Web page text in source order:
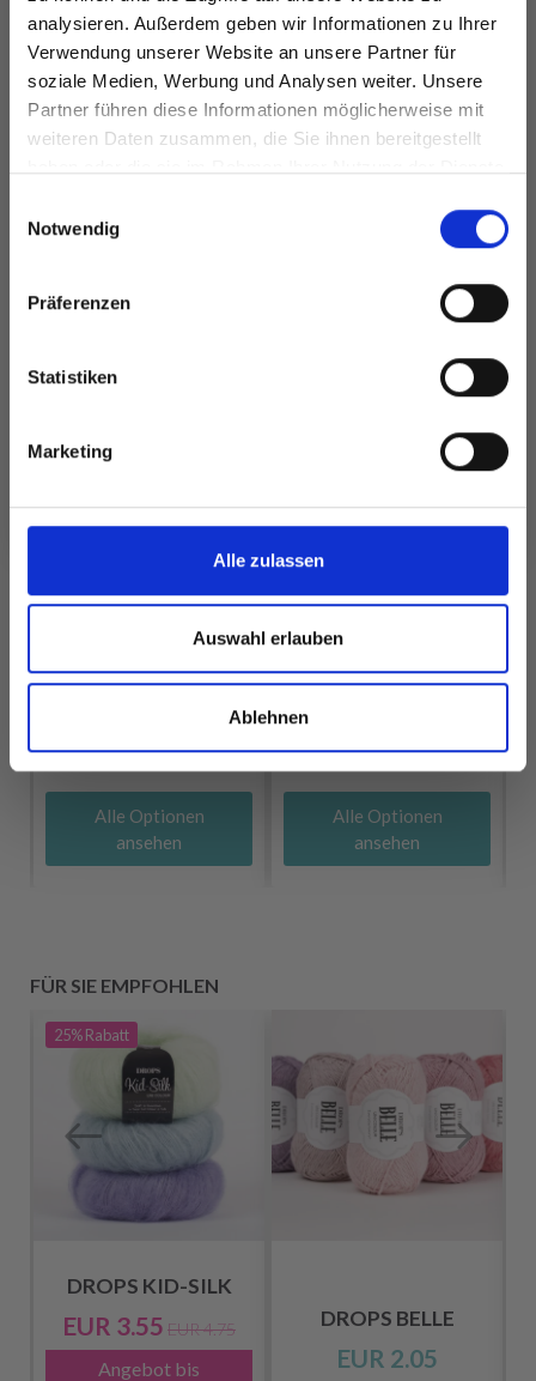
analysieren. Außerdem geben wir Informationen zu Ihrer
Verwendung unserer Website an unsere Partner für
soziale Medien, Werbung und Analysen weiter. Unsere
Partner führen diese Informationen möglicherweise mit
weiteren Daten zusammen, die Sie ihnen bereitgestellt
Notwendig
Präferenzen
Statistiken
Marketing
Alle zulassen
Auswahl erlauben
Ablehnen
Alle Optionen
ansehen
In den Warenkorb
ANDERE HABEN SICH AUCH ANGESEHEN
DROPS COTTON
MERINO
Alle Optionen
ansehen
DROPS MERINO
EXTRA FINE
Alle Optionen
ansehen
FÜR SIE EMPFOHLEN
25%Rabatt
DROPS KID-SILK
EUR 3.55 EUR 4.75
Angebot bis
DROPS BELLE
EUR 2.05
Spare bis zu 50%
und erhalte exklusiven Zugang zu